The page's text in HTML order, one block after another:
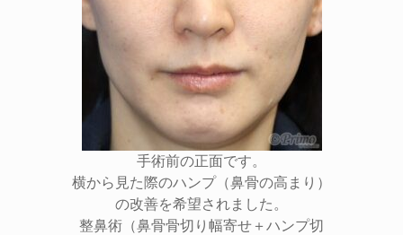
手術前の正面です。
横から見た際のハンプ（鼻骨の高まり）
の改善を希望されました。
整鼻術（鼻骨骨切り幅寄せ＋ハンプ切